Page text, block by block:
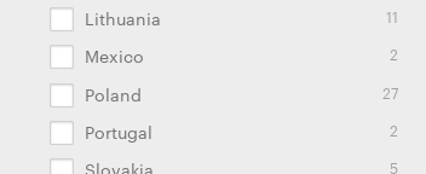
Lithuania 11
Mexico 2
Poland 27
Portugal 2
5